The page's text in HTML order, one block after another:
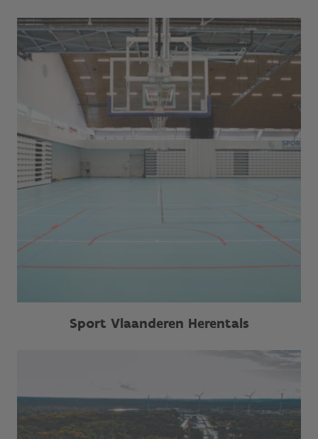
Sport Vlaanderen Herentals